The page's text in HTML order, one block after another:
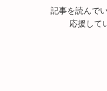
記事を読んで
応援して